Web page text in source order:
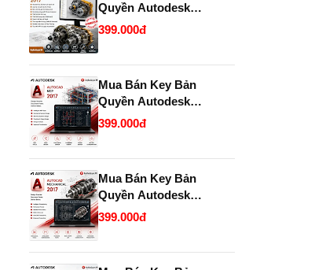
Quyền Autodesk
Inventor Professional
2017 Chính Hãng, Uy
Tín, Giá Tốt Tại
399.000đ
Mua Bán Key Bản
Quyền Autodesk
AutoCAD MEP 2017
Chính Hãng Giá Tốt Tại
399.000đ
Mua Bán Key Bản
Quyền Autodesk
AutoCAD Mechanical
2017 Chính Hãng Giá Tốt
399.000đ